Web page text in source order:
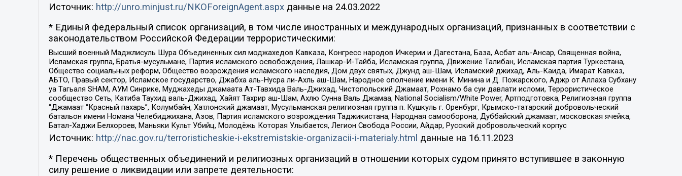
Источник: http://unro.minjust.ru/NKOForeignAgent.aspxданные на 24.03.2022
* Единый федеральный список организаций, в том числе иностранных и международных организаций, признанных в соответствии с
законодательством Российской Федерации террористическими:
Высший военный Маджлисуль Шура Объединенных сил моджахедов Кавказа, Конгресс народов Ичкерии и Дагестана, База, Асбат аль-Ансар, Священная война,
Исламская группа, Братья-мусульмане, Партия исламского освобождения, Лашкар-И-Тайба, Исламская группа, Движение Талибан, Исламская партия Туркестана,
Общество социальных реформ, Общество возрождения исламского наследия, Дом двух святых, Джунд аш-Шам, Исламский джихад, Аль-Каида, Имарат Кавказ,
АБТО, Правый сектор, Исламское государство, Джабха аль-Нусра ли-Ахль аш-Шам, Народное ополчение имени К. Минина и Д. Пожарского, Аджр от Аллаха Субхану
уа Тагьаля SHAM, АУМ Синрике, Муджахеды джамаата Ат-Тавхида Валь-Джихад, Чистопольский Джамаат, Рохнамо ба суи давлати исломи, Террористическое
сообщество Сеть, Катиба Таухид валь-Джихад, Хайят Тахрир аш-Шам, Ахлю Сунна Валь Джамаа, National Socialism/White Power, Артподготовка, Религиозная группа
“Джамаат “Красный пахарь”, Колумбайн, Хатлонский джамаат, Мусульманская религиозная группа п. Кушкуль г. Оренбург, Крымско-татарский добровольческий
батальон имени Номана Челебиджихана, Азов, Партия исламского возрождения Таджикистана, Народная самооборона, Дуббайский джамаат, московская ячейка,
Батал-Хаджи Белхороев, Маньяки Культ Убийц, Молодёжь Которая Улыбается, Легион Свобода России, Айдар, Русский добровольческий корпус
Источник: http://nac.gov.ru/terroristicheskie-i-ekstremistskie-organizacii-i-materialy.html данные на 16.11.2023
* Перечень общественных объединений и религиозных организаций в отношении которых судом принято вступившее в законную
силу решение о ликвидации или запрете деятельности: